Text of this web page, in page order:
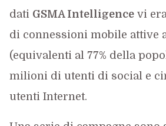
dati GSMA Intelligencevi
di connessioni mobile attive
(equivalenti al 77% della
milioni di utenti di social e
utenti Internet.